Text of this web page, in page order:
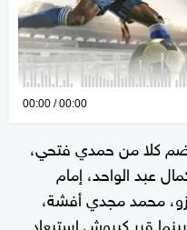
0
seconds
00:00 00:00
كلا من حمدي فتحي،
عبد الواحد، إمام
محمد مجدي أفشة،
قرر كيروش استبعاد